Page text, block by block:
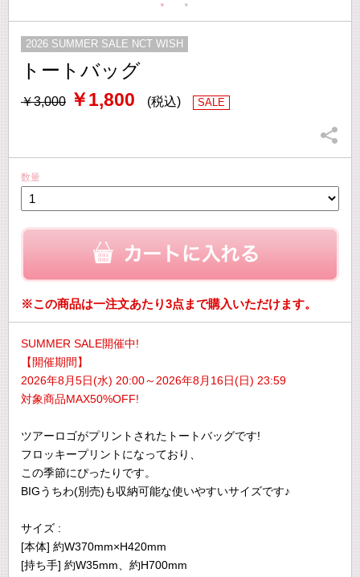
トートバッグ
￥3,000 ￥1,800 (税込) SALE
2026 SUMMER SALE NCT WISH
数量
※この商品は一注文あたり3点まで購入いただけます。
SUMMER SALE開催中!
【開催期間】
2026年8月5日(水) 20:00～2026年8月16日(日) 23:59
対象商品MAX50%OFF!
ツアーロゴがプリントされたトートバッグです!
フロッキープリントになっており、
この季節にぴったりです。
BIGうちわ(別売)も収納可能な使いやすいサイズです♪
サイズ :
[本体] 約W370mm×H420mm
[持ち手] 約W35mm、約H700mm